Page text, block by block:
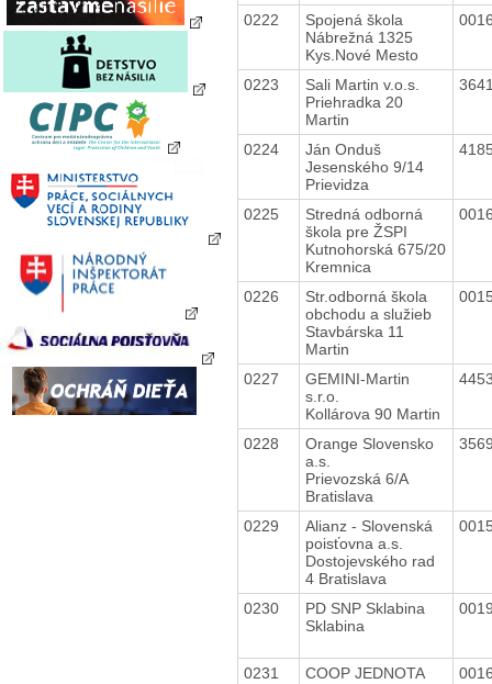
0222
Spojená škola
Nábrežná 1325
Kys.Nové Mesto
0223
Sali Martin v.o.s.
Priehradka 20
Martin
0224
Ján Onduš
Jesenského 9/14
Prievidza
0225
Stredná odborná
škola pre ŽSPI
Kutnohorská 675/20
Kremnica
0226
Str.odborná škola
obchodu a služieb
Stavbárska 11
Martin
0227
GEMINI-Martin
s.r.o.
Kollárova 90 Martin
0228
Orange Slovensko
a.s.
Prievozská 6/A
Bratislava
0229
Alianz - Slovenská
poisťovna a.s.
Dostojevského rad
4 Bratislava
0230
PD SNP Sklabina
Sklabina
0231
COOP JEDNOTA